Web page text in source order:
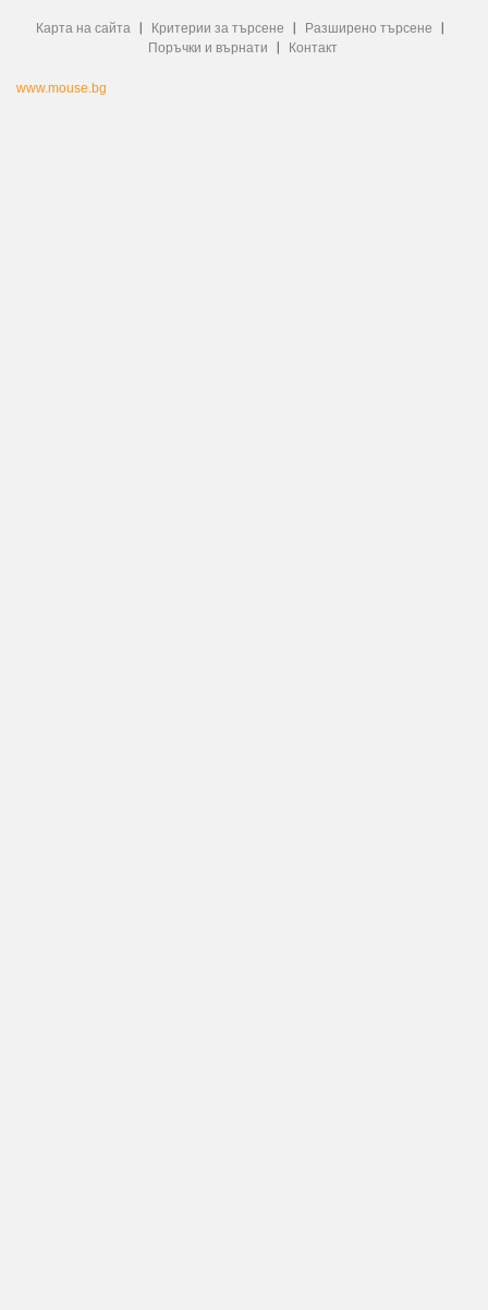
Карта на сайта Критерии за търсене
Разширено търсене
Поръчки и върнати
Контакт
www.mouse.bg